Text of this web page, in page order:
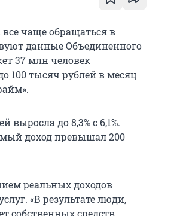
все чаще обращаться в
данные Объединенного
37 млн человек
100 тысяч рублей в месяц
выросла до 8,3% с 6,1%.
доход превышал 200
реальных доходов
«В результате люди,
собственных средств,